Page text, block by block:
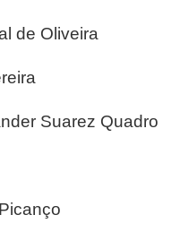
de Oliveira
Suarez Quadro